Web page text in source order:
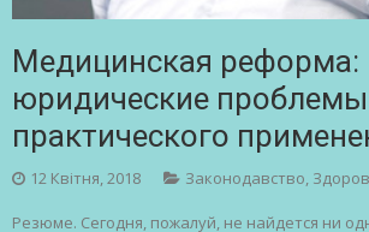
Медицинская реформа:
юридические проблемы
практического
12 Квітня, 2018 Законодавство,
Резюме. Сегодня, пожалуй, не найдется ни